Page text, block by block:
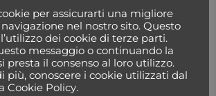
prodotto
categoria
per assicurarti una migliore
nel nostro sito. Questo
dei cookie di terze parti.
messaggio o continuando la
presta il consenso al loro utilizzo.
più, conoscere i cookie utilizzati dal
Cookie Policy.